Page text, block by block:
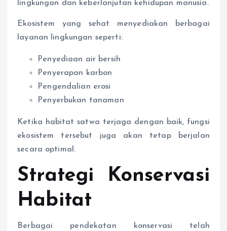
lingkungan dan keberlanjutan kehidupan manusia.
Ekosistem yang sehat menyediakan berbagai
layanan lingkungan seperti:
Penyediaan air bersih
Penyerapan karbon
Pengendalian erosi
Penyerbukan tanaman
Ketika habitat satwa terjaga dengan baik, fungsi
ekosistem tersebut juga akan tetap berjalan
secara optimal.
Strategi Konservasi
Habitat
Berbagai pendekatan konservasi telah